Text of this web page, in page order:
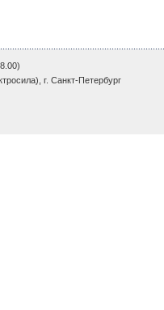
г. Санкт-Петербург